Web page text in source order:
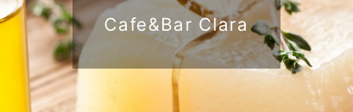
Cafe&Bar Clara